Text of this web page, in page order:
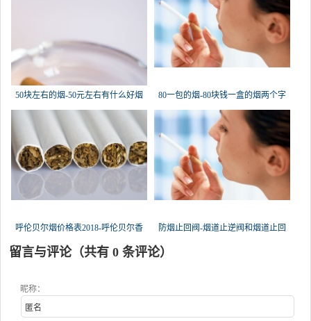
50块左右的烟-50元左右有什么好烟 80一包的烟-80块钱一盒的烟两个字
呼伦贝尔烟价格表2018-呼伦贝尔香 防烟止回阀-烟道止逆阀和烟道止回
留言与评论（共有 0 条评论）
昵称：